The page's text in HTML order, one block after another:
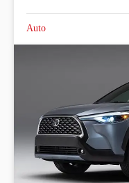
Auto